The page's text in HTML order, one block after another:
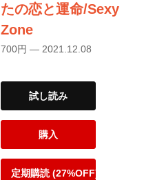
たの恋と運命/Sexy
Zone
700円 — 2021.12.08
試し読み
購入
定期購読 (27%OFF)